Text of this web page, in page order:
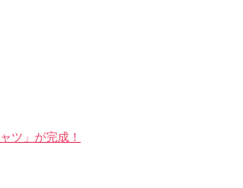
ツ」が完成！